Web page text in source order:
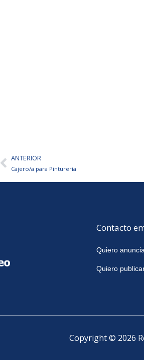
AntANTERIOR
Cajero/a para Pinturería
Contacto
Quiero
Quiero
Copyright © 2026